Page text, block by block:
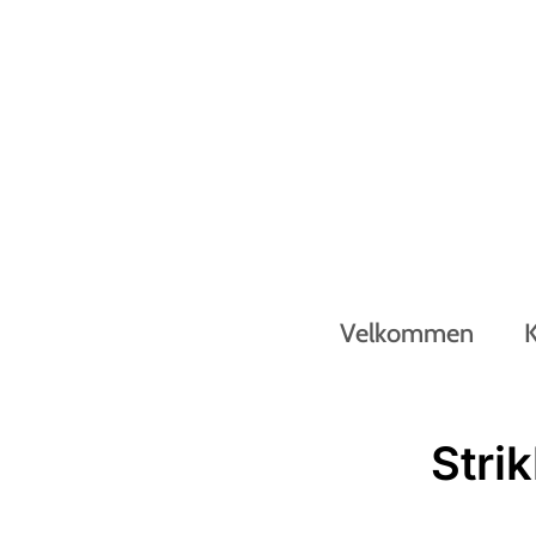
Velkommen